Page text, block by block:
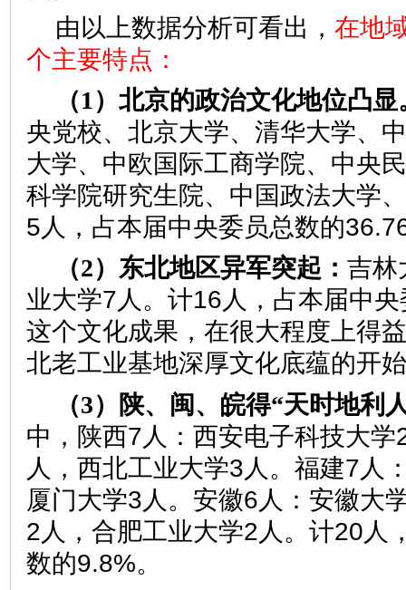
由以上数据分析可看出， 在地
个主要特点：
（1）北京的政治文化地位凸显
央党校、北京大学、清华大学、
大学、中欧国际工商学院、中央
科学院研究生院、中国政法大学
5人，占本届中央委员总数的
（2）东北地区异军突起： 吉林
业大学7人。计16人，占本届中
这个文化成果，在很大程度上得
北老工业基地深厚文化底蕴的开
（3）陕、闽、皖得“天时地利
中，陕西7人：西安电子科技大
人，西北工业大学3人。福建7人
厦门大学3人。安徽6人：安徽大
2人，合肥工业大学2人。计20人
数的9.8%。